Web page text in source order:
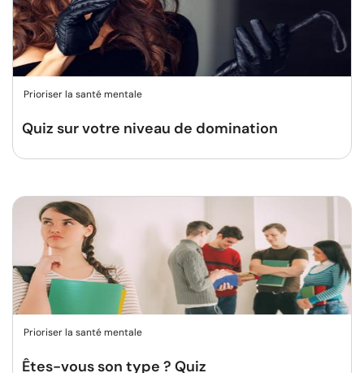
Prioriser la santé mentale
Quiz sur votre niveau de domination
Prioriser la santé mentale
Êtes-vous son type ? Quiz